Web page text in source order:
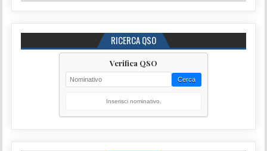
RICERCA QSO
Verifica QSO
Cerca
Inserisci nominativo.